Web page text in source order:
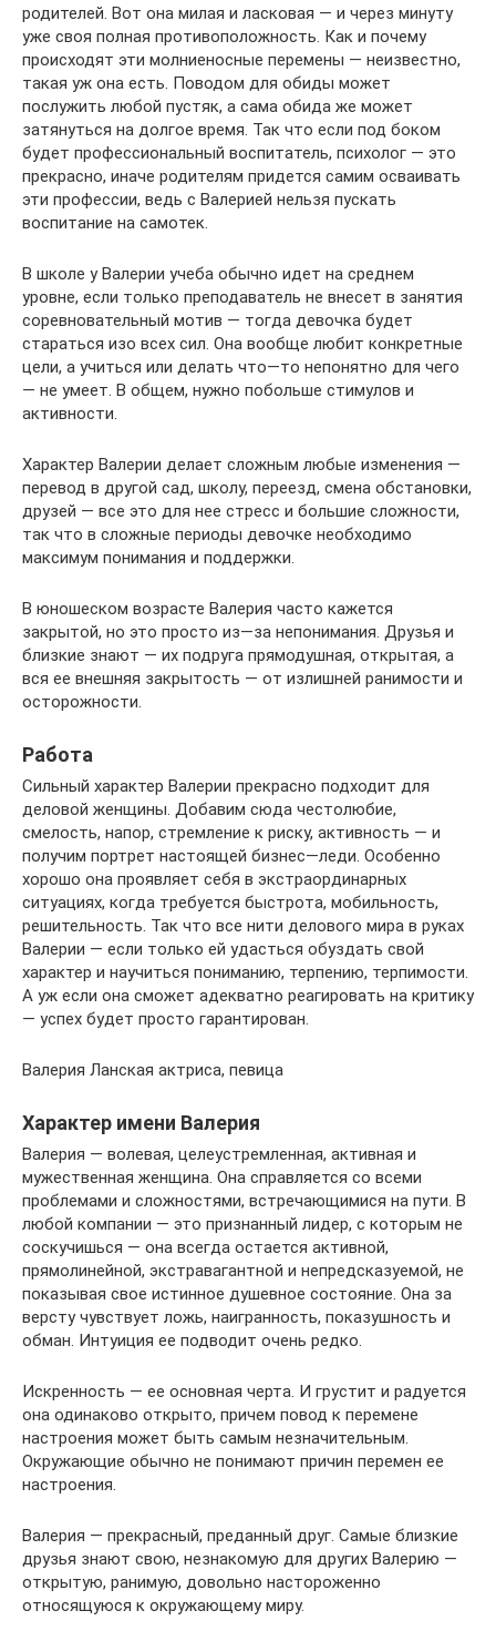
родителей. Вот она милая и ласковая — и через минуту
уже своя полная противоположность. Как и почему
происходят эти молниеносные перемены — неизвестно,
такая уж она есть. Поводом для обиды может
послужить любой пустяк, а сама обида же может
затянуться на долгое время. Так что если под боком
будет профессиональный воспитатель, психолог — это
прекрасно, иначе родителям придется самим осваивать
эти профессии, ведь с Валерией нельзя пускать
воспитание на самотек.
В школе у Валерии учеба обычно идет на среднем
уровне, если только преподаватель не внесет в занятия
соревновательный мотив — тогда девочка будет
стараться изо всех сил. Она вообще любит конкретные
цели, а учиться или делать что—то непонятно для чего
— не умеет. В общем, нужно побольше стимулов и
активности.
Характер Валерии делает сложным любые изменения —
перевод в другой сад, школу, переезд, смена обстановки,
друзей — все это для нее стресс и большие сложности,
так что в сложные периоды девочке необходимо
максимум понимания и поддержки.
В юношеском возрасте Валерия часто кажется
закрытой, но это просто из—за непонимания. Друзья и
близкие знают — их подруга прямодушная, открытая, а
вся ее внешняя закрытость — от излишней ранимости и
осторожности.
Работа
Сильный характер Валерии прекрасно подходит для
деловой женщины. Добавим сюда честолюбие,
смелость, напор, стремление к риску, активность — и
получим портрет настоящей бизнес—леди. Особенно
хорошо она проявляет себя в экстраординарных
ситуациях, когда требуется быстрота, мобильность,
решительность. Так что все нити делового мира в руках
Валерии — если только ей удасться обуздать свой
характер и научиться пониманию, терпению, терпимости.
А уж если она сможет адекватно реагировать на критику
— успех будет просто гарантирован.
Валерия Ланская актриса, певица
Характер имени Валерия
Валерия — волевая, целеустремленная, активная и
мужественная женщина. Она справляется со всеми
проблемами и сложностями, встречающимися на пути. В
любой компании — это признанный лидер, с которым не
соскучишься — она всегда остается активной,
прямолинейной, экстравагантной и непредсказуемой, не
показывая свое истинное душевное состояние. Она за
версту чувствует ложь, наигранность, показушность и
обман. Интуиция ее подводит очень редко.
Искренность — ее основная черта. И грустит и радуется
она одинаково открыто, причем повод к перемене
настроения может быть самым незначительным.
Окружающие обычно не понимают причин перемен ее
настроения.
Валерия — прекрасный, преданный друг. Самые близкие
друзья знают свою, незнакомую для других Валерию —
открытую, ранимую, довольно настороженно
относящуюся к окружающему миру.